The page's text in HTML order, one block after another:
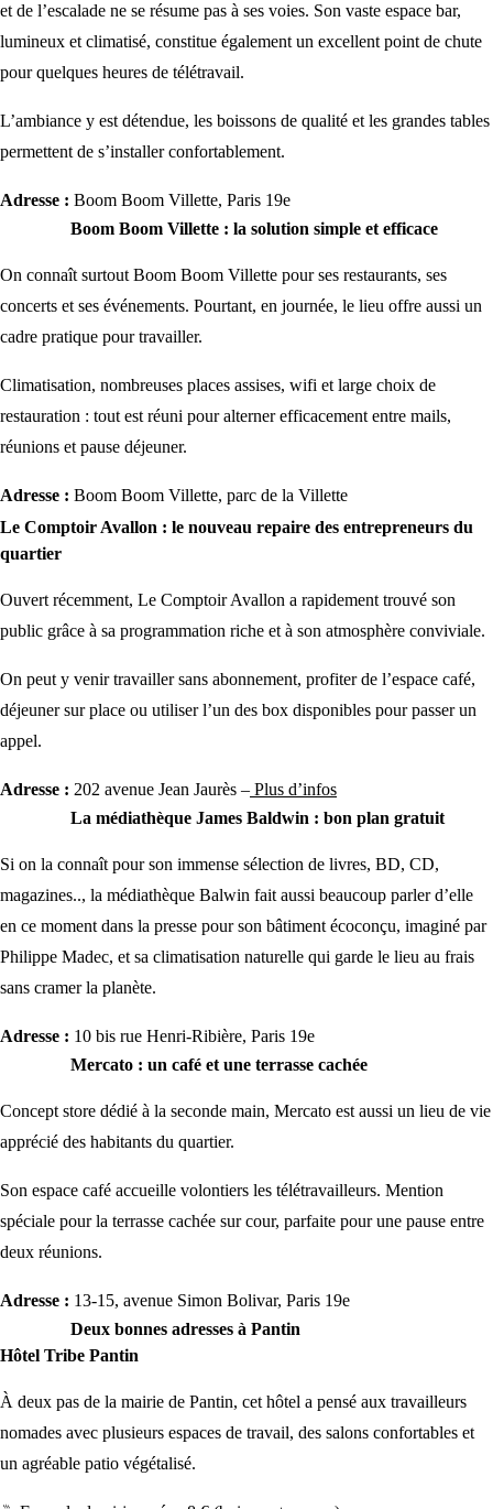
et de l’escalade ne se résume pas à ses voies. Son vaste espace bar,
lumineux et climatisé, constitue également un excellent point de chute
pour quelques heures de télétravail.
L’ambiance y est détendue, les boissons de qualité et les grandes tables
permettent de s’installer confortablement.
Adresse : Boom Boom Villette, Paris 19e
Boom Boom Villette : la solution simple et efficace
On connaît surtout Boom Boom Villette pour ses restaurants, ses
concerts et ses événements. Pourtant, en journée, le lieu offre aussi un
cadre pratique pour travailler.
Climatisation, nombreuses places assises, wifi et large choix de
restauration : tout est réuni pour alterner efficacement entre mails,
réunions et pause déjeuner.
Adresse : Boom Boom Villette, parc de la Villette
Le Comptoir Avallon : le nouveau repaire des entrepreneurs du
quartier
Ouvert récemment, Le Comptoir Avallon a rapidement trouvé son
public grâce à sa programmation riche et à son atmosphère conviviale.
On peut y venir travailler sans abonnement, profiter de l’espace café,
déjeuner sur place ou utiliser l’un des box disponibles pour passer un
appel.
Adresse : 202 avenue Jean Jaurès – Plus d’infos
La médiathèque James Baldwin : bon plan gratuit
Si on la connaît pour son immense sélection de livres, BD, CD,
magazines.., la médiathèque Balwin fait aussi beaucoup parler d’elle
en ce moment dans la presse pour son bâtiment écoconçu, imaginé par
Philippe Madec, et sa climatisation naturelle qui garde le lieu au frais
sans cramer la planète.
Adresse : 10 bis rue Henri-Ribière, Paris 19e
Mercato : un café et une terrasse cachée
Concept store dédié à la seconde main, Mercato est aussi un lieu de vie
apprécié des habitants du quartier.
Son espace café accueille volontiers les télétravailleurs. Mention
spéciale pour la terrasse cachée sur cour, parfaite pour une pause entre
deux réunions.
Adresse : 13-15, avenue Simon Bolivar, Paris 19e
Deux bonnes adresses à Pantin
Hôtel Tribe Pantin
À deux pas de la mairie de Pantin, cet hôtel a pensé aux travailleurs
nomades avec plusieurs espaces de travail, des salons confortables et
un agréable patio végétalisé.